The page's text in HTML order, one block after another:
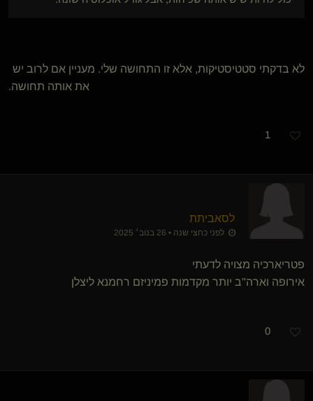
לא בדקתי סטטיסטיקות, אלא זו התחושה שלי. מעניין אם לרוב יש
את אותה תחושה.
1
לסאביתת
לפני כחצי שנה • 26 בנוב׳ 2025
פטריארכיה מצויה לדעתי
אירופה וארה''ב יותר מקדמות פמיניזם רחמנא ליצלן
0